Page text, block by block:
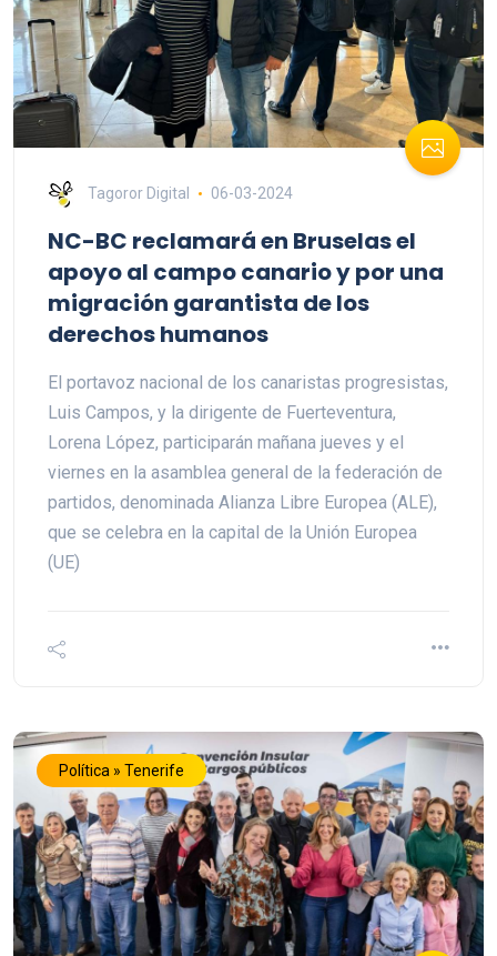
Tagoror Digital 06-03-2024
NC-BC reclamará en Bruselas el
apoyo al campo canario y por una
migración garantista de los
derechos humanos
El portavoz nacional de los canaristas progresistas,
Luis Campos, y la dirigente de Fuerteventura,
Lorena López, participarán mañana jueves y el
viernes en la asamblea general de la federación de
partidos, denominada Alianza Libre Europea (ALE),
que se celebra en la capital de la Unión Europea
(UE)
Política » Tenerife